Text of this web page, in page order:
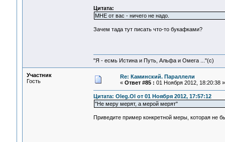
Цитата:
МНЕ от вас - ничего не надо.
Зачем тада тут писать что-то букафками?
"Я - есмь Истина и Путь, Альфа и Омега ..."(с)
Участник
Гость
Re: Каминский. Параллели
« Ответ #85 : 01 Ноября 2012, 18:20:38 »
Цитата: Oleg.Ol от 01 Ноября 2012, 17:57:12
"Не меру мерят, а мерой мерят"
Приведите пример конкретной меры, которая не